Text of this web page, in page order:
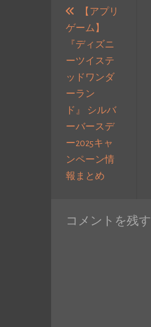
【アプリ
ゲーム】
『ディズニ
ーツイステ
ッドワンダ
ーラン
ド』 シルバ
ーバースデ
ー2025キャ
ンペーン情
報まとめ過
投
コメントを残す